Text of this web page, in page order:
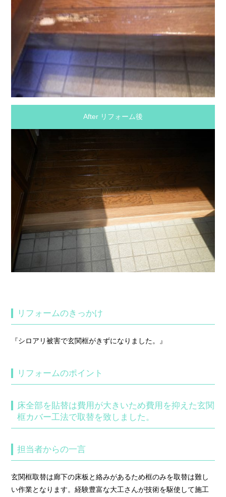
After リフォーム後
リフォームのきっかけ
『シロアリ被害で玄関框がきずになりました。』
リフォームのポイント
床全部を貼替は費用が大きいため費用を抑えた玄関
框カバー工法で取替を致しました。
担当者からの一言
玄関框取替は廊下の床板と絡みがあるため框のみを取替は難し
い作業となります。経験豊富な大工さんが技術を駆使して施工